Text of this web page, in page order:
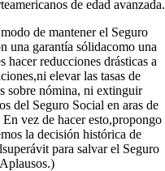
de edad avanzada.
de mantener el Seguro
una garantía sólidacomo una
hacer reducciones drásticas a
elevar las tasas de
sobre nómina, ni extinguir
del Seguro Social en aras de
vez de hacer esto,propongo
la decisión histórica de
para salvar el Seguro